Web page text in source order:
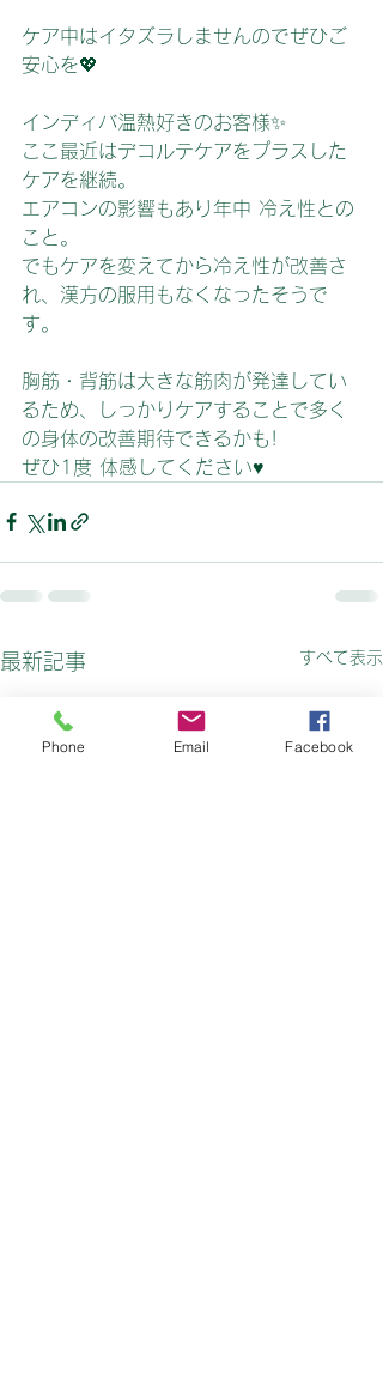
ケア中はイタズラしませんのでぜひご
安心を💖
インディバ温熱好きのお客様✨
ここ最近はデコルテケアをプラスした
ケアを継続。
エアコンの影響もあり年中 冷え性との
こと。
でもケアを変えてから冷え性が改善さ
れ、漢方の服用もなくなったそうで
す。
胸筋・背筋は大きな筋肉が発達してい
るため、しっかりケアすることで多く
の身体の改善期待できるかも!
ぜひ1度 体感してください♥
最新記事 すべて表示
Phone Email Facebook